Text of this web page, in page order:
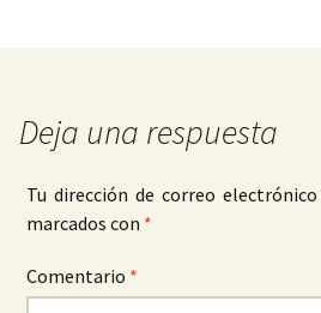
Deja una respuesta
Tu dirección de correo
marcados con *
Comentario *